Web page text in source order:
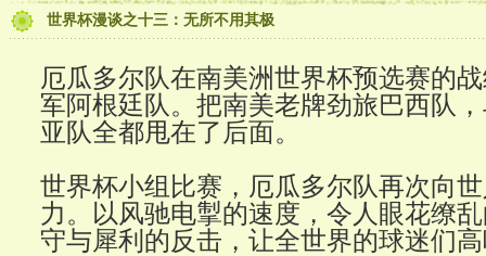
世界杯漫谈之十三：无所不用其极
厄瓜多尔队在南美洲世界杯预选赛的
军阿根廷队。把南美老牌劲旅巴西队
亚队全都甩在了后面。
世界杯小组比赛，厄瓜多尔队再次向
力。以风驰电掣的速度，令人眼花缭
守与犀利的反击，让全世界的球迷们